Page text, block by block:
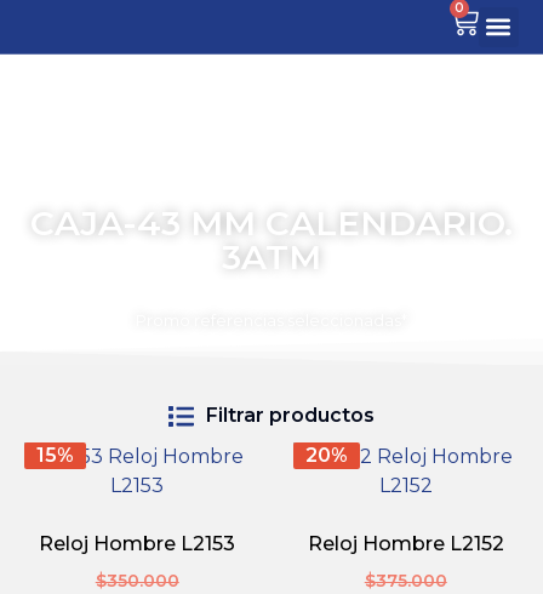
0
CAJA-43 MM CALENDARIO.
3ATM
Filtrar productos
15%
Reloj Hombre L2153
$350.000
20%
Reloj Hombre L2152
$375.000